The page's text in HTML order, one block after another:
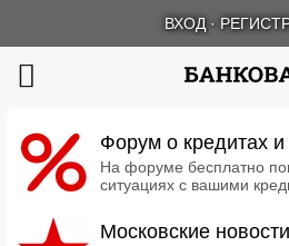
ВХОД ·
Форум о кредитах и
На форуме бесплатно
ситуациях с вашими
Московские новости